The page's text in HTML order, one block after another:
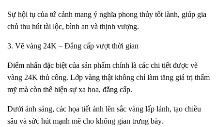
Sự hội tụ của tứ cảnh mang ý nghĩa phong thủy tốt lành, giúp gia
chủ thu hút tài lộc, bình an và thịnh vượng.
3. Vẽ vàng 24K – Đẳng cấp vượt thời gian
Điểm nhấn đặc biệt của sản phẩm chính là các chi tiết được vẽ
vàng 24K thủ công. Lớp vàng thật không chỉ làm tăng giá trị thẩm
mỹ mà còn thể hiện sự xa hoa, đẳng cấp.
Dưới ánh sáng, các họa tiết ánh lên sắc vàng lấp lánh, tạo chiều
sâu và sức hút mạnh mẽ cho không gian trưng bày.